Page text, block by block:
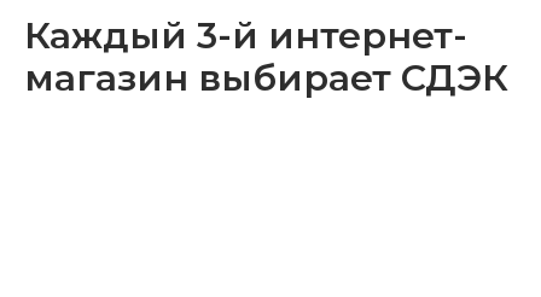
Каждый 3-й интернет-
магазин выбирает СДЭК